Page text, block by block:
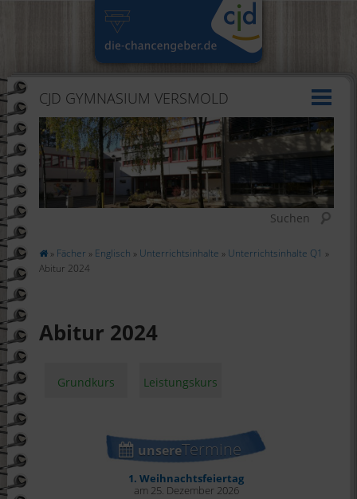
CJD GYMNASIUM VERSMOLD
» Fächer » Englisch » Unterrichtsinhalte » Unterrichtsinhalte Q1 »
Abitur 2024
Abitur 2024
Grundkurs Leistungskurs
unsereTermine
1. Weihnachtsfeiertag
am 25. Dezember 2026